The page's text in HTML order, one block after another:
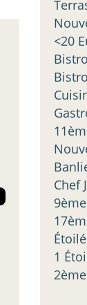
<20
Chef
Étoilé
1